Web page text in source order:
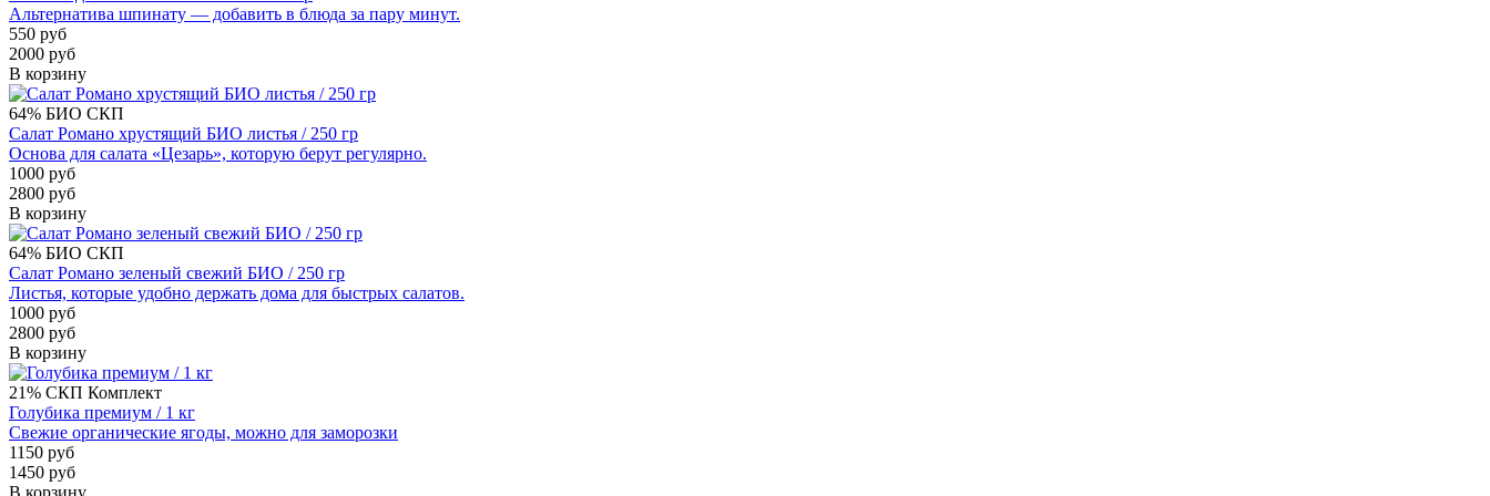
Альтернатива шпинату — добавить в блюда за пару минут.
550 руб
2000 руб
В корзину
64% БИО СКП
Салат Романо хрустящий БИО листья / 250 гр
Основа для салата «Цезарь», которую берут регулярно.
1000 руб
2800 руб
В корзину
64% БИО СКП
Салат Романо зеленый свежий БИО / 250 гр
Листья, которые удобно держать дома для быстрых салатов.
1000 руб
2800 руб
В корзину
21% СКП Комплект
Голубика премиум / 1 кг
Свежие органические ягоды, можно для заморозки
1150 руб
1450 руб
В корзину